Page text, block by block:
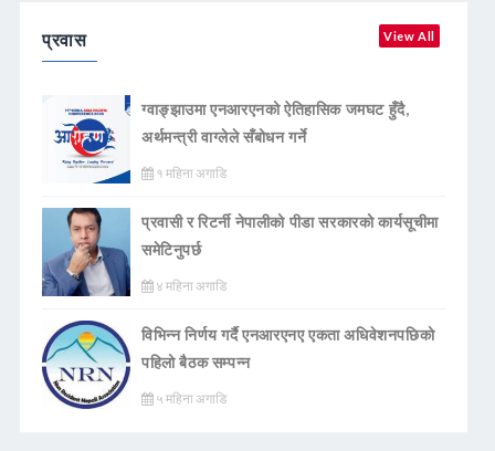
प्रवास View All
ग्वाङ्झाउमा एनआरएनको ऐतिहासिक जमघट हुँदै,
अर्थमन्त्री वाग्लेले सँबोधन गर्ने
१ महिना अगाडि
प्रवासी र रिटर्नी नेपालीको पीडा सरकारको कार्यसूचीमा
समेटिनुपर्छ
४ महिना अगाडि
विभिन्न निर्णय गर्दै एनआरएनए एकता अधिवेशनपछिको
पहिलो बैठक सम्पन्न
५ महिना अगाडि